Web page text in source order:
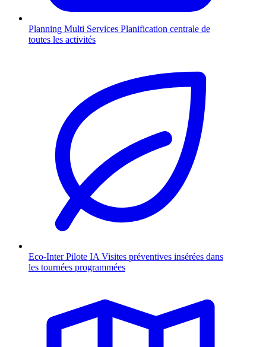
Planning Multi Services Planification centrale de
toutes les activités
Eco-Inter Pilote IA Visites préventives insérées dans
les tournées programmées